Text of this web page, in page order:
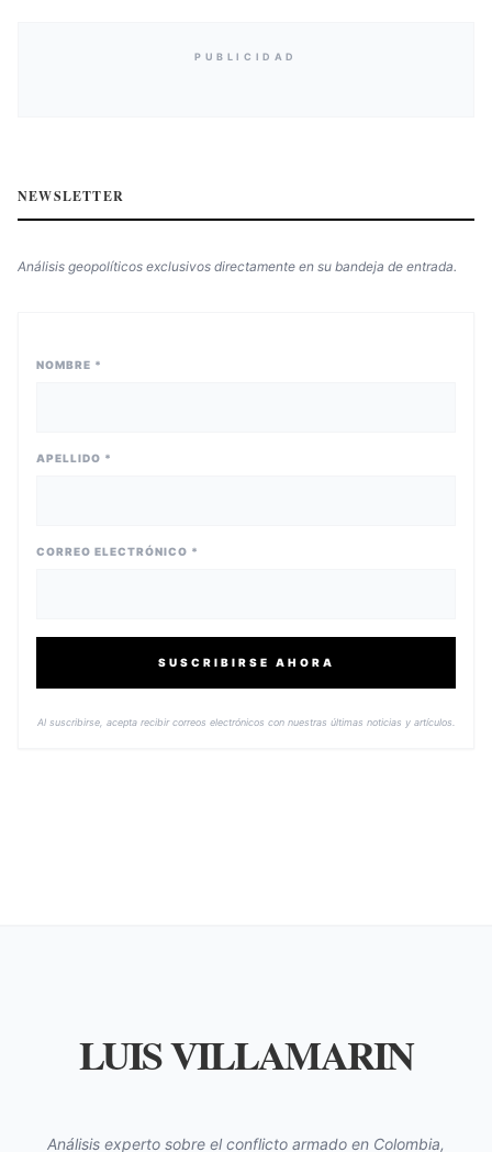
PUBLICIDAD
NEWSLETTER
Análisis geopolíticos exclusivos directamente en su bandeja de entrada.
NOMBRE *
APELLIDO *
CORREO ELECTRÓNICO *
SUSCRIBIRSE AHORA
Al suscribirse, acepta recibir correos electrónicos con nuestras últimas noticias y artículos.
LUIS VILLAMARIN
Análisis experto sobre el conflicto armado en Colombia,